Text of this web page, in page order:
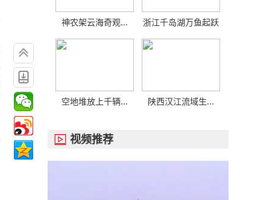


神农架云海奇观... 浙江千岛湖万鱼起跃
空地堆放上千辆... 陕西汉江流域生...
 视频推荐